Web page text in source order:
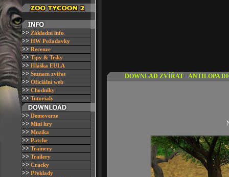
>> Základní info
>> HW Požadavky
>> Recenze
>> Tipy & Triky
>> Hláška EULA
>> Seznam zvířat
>> Oficiální web
>> Chodníky
>> Tutorialy
>> Demoverze
>> Mini hry
>> Muzika
>> Patche
>> Trainery
>> Trailery
>> Cracky
>> Překlady
DOWNLAD ZVÍŘAT - ANTILOPA